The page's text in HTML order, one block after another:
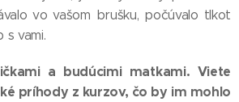
vo vašom brušku, počúvalo tlkot
s vami.
a budúcimi matkami. Viete
príhody z kurzov, čo by im mohlo